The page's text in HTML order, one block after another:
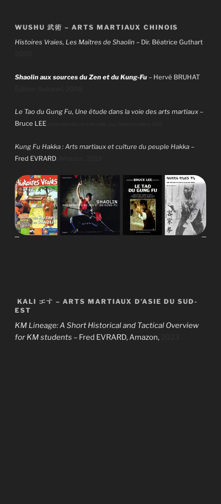
WUSHU 武術 – ARTS MARTIAUX CHINOIS
Histoires Vraies, Les Maîtres de Shaolin – Dir. Béatrice Guthart
Shaolin aux sources du Zen et du Kung-Fu– Hervé BRUHAT,
Le Tao du Gung Fu, Une étude dans la voie des arts martiaux–
Bruce LEE
Kung Fu Hakka : Arts martiaux et culture du peuple Hakka –
Fred EVRARD, Amazon, 2019
KALI ᜃᜎᜒ – ARTS MARTIAUX D’ASIE DU SUD-
EST
KM Lineage: A Short Historical and Tactical Overview
for KM students – Fred EVRARD, Amazon,